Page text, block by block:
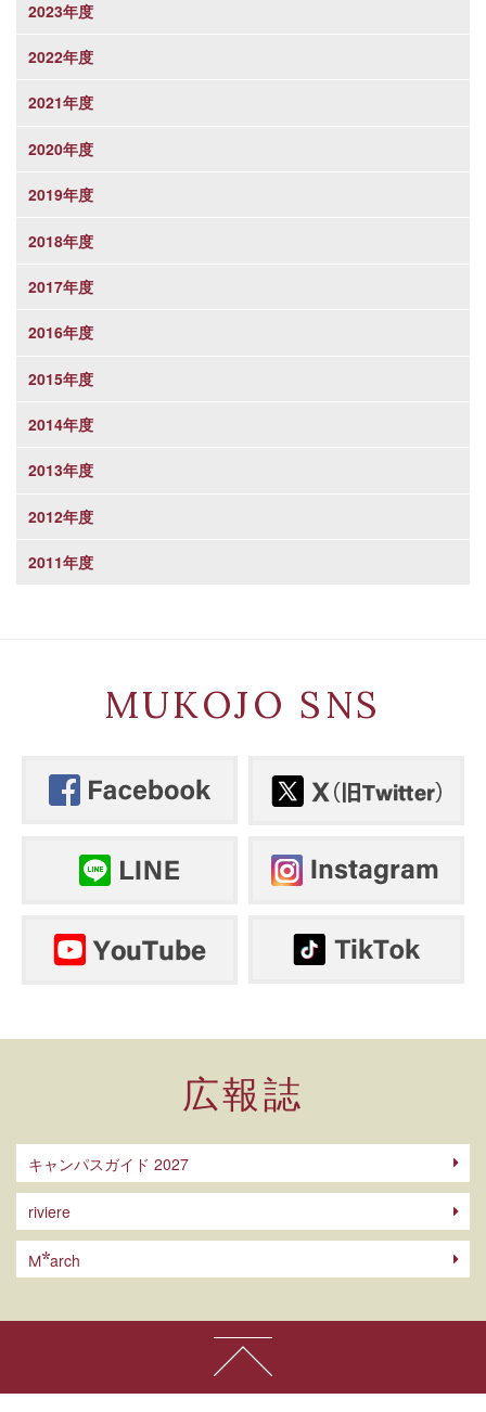
2023年度
2022年度
2021年度
2020年度
2019年度
2018年度
2017年度
2016年度
2015年度
2014年度
2013年度
2012年度
2011年度
MUKOJO SNS
広報誌
キャンパスガイド 2027
riviere
M arch